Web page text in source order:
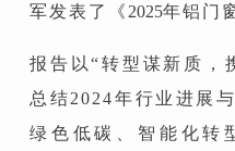
军发表了《 2025年铝门
报告以“转型谋新质，
总结2024年行业进展
绿色低碳、智能化转